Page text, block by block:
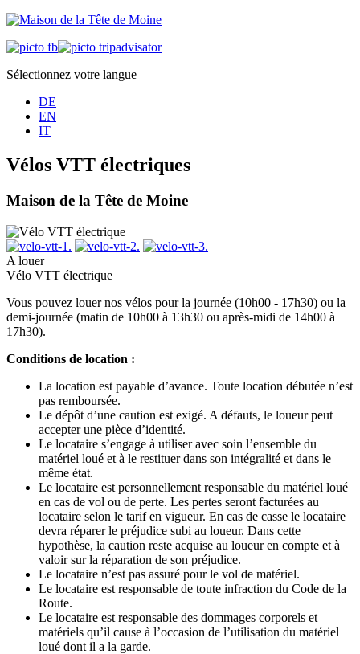
Sélectionnez votre langue
DE
EN
IT
Vélos VTT électriques
Maison de la Tête de Moine
A louer
Vélo VTT électrique
Vous pouvez louer nos vélos pour la journée (10h00 - 17h30) ou la
demi-journée (matin de 10h00 à 13h30 ou après-midi de 14h00 à
17h30).
Conditions de location :
La location est payable d’avance. Toute location débutée n’est
pas remboursée.
Le dépôt d’une caution est exigé. A défauts, le loueur peut
accepter une pièce d’identité.
Le locataire s’engage à utiliser avec soin l’ensemble du
matériel loué et à le restituer dans son intégralité et dans le
même état.
Le locataire est personnellement responsable du matériel loué
en cas de vol ou de perte. Les pertes seront facturées au
locataire selon le tarif en vigueur. En cas de casse le locataire
devra réparer le préjudice subi au loueur. Dans cette
hypothèse, la caution reste acquise au loueur en compte et à
valoir sur la réparation de son préjudice.
Le locataire n’est pas assuré pour le vol de matériel.
Le locataire est responsable de toute infraction du Code de la
Route.
Le locataire est responsable des dommages corporels et
matériels qu’il cause à l’occasion de l’utilisation du matériel
loué dont il a la garde.